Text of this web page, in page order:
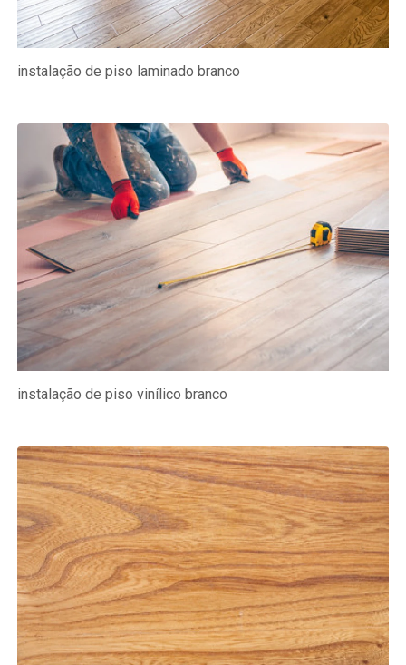
instalação de piso laminado branco
instalação de piso vinílico branco